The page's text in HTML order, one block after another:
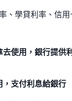
、學貸利率、信用
使用，銀行提供
，支付利息給銀行